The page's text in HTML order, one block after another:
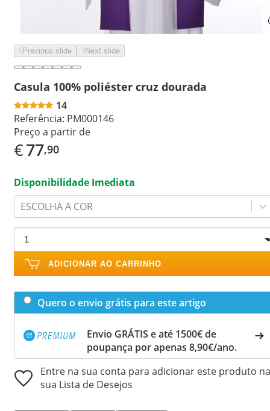
Previous slide Next slide
Casula 100% poliéster cruz dourada
14
Referência: PM000146
Preço a partir de
€77,90
Disponibilidade Imediata
ESCOLHA A COR
ADICIONAR AO CARRINHO
Quero o envio grátis para este artigo
Envio GRÁTIS e até 1500€ de
poupança por apenas 8,90€/ano.
Entre na sua conta para adicionar este produto na
sua Lista de Desejos